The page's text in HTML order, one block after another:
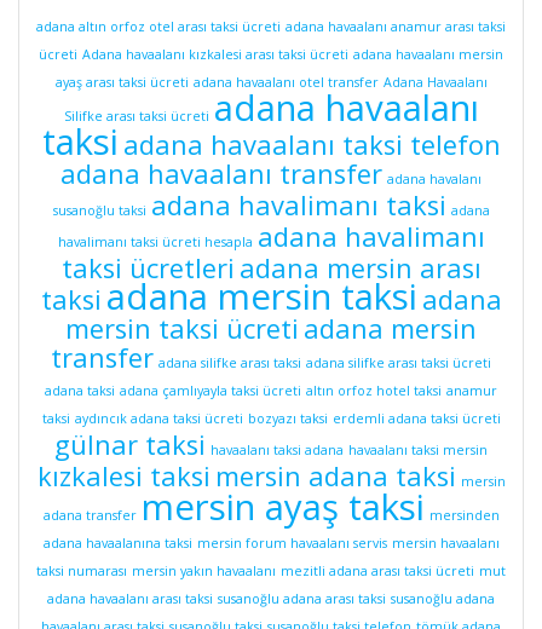
adana altın orfoz otel arası taksi ücreti adana havaalanı anamur arası taksi
ücreti Adana havaalanı kızkalesi arası taksi ücreti adana havaalanı mersin
ayaş arası taksi ücreti adana havaalanı otel transfer Adana Havaalanı
Silifke arası taksi ücreti adana havaalanı
taksi adana havaalanı taksi telefon
adana havaalanı transfer adana havalanı
susanoğlu taksi adana havalimanı taksi adana
havalimanı taksi ücreti hesapla adana havalimanı
taksi ücretleri adana mersin arası
taksi adana mersin taksi adana
mersin taksi ücreti adana mersin
transfer adana silifke arası taksi adana silifke arası taksi ücreti
adana taksi adana çamlıyayla taksi ücreti altın orfoz hotel taksi anamur
taksi aydıncık adana taksi ücreti bozyazı taksi erdemli adana taksi ücreti
gülnar taksi havaalanı taksi adana havaalanı taksi mersin
kızkalesi taksi mersin adana taksi mersin
adana transfer mersin ayaş taksi mersinden
adana havaalanına taksi mersin forum havaalanı servis mersin havaalanı
taksi numarası mersin yakın havaalanı mezitli adana arası taksi ücreti mut
adana havaalanı arası taksi susanoğlu adana arası taksi susanoğlu adana